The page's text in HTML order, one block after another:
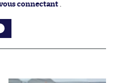
connectant .